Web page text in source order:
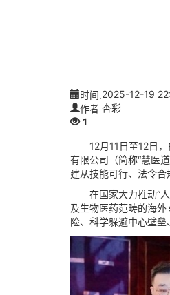
时间:2025-12-19
作者:杏彩
1
12月11日至12日，
有限公司（简称“慧医
建从技能可行、法令合
在国家大力推动“人
及生物医药范畴的海
险、科学躲避中心壁垒